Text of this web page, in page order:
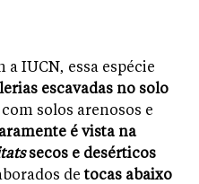
a IUCN, essa espécie
escavadas no solo
solos arenosos e
é vista na
secos e desérticos
detocas abaixo